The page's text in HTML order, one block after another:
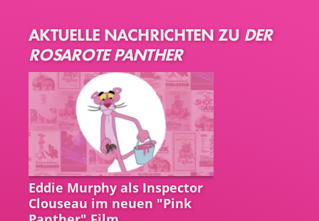
AKTUELLE NACHRICHTEN ZUDER
ROSAROTE PANTHER
PINK PANTHER
Eddie Murphy als Inspector
Clouseau im neuen "Pink